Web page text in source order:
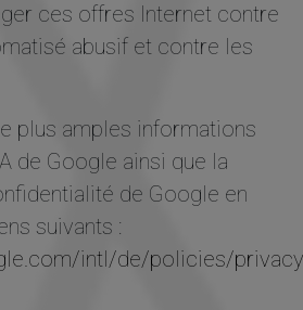
ces offres Internet contre
abusif et contre les
plus amples informations
de Google ainsi que la
de Google en
suivants :
intl/de/policies/